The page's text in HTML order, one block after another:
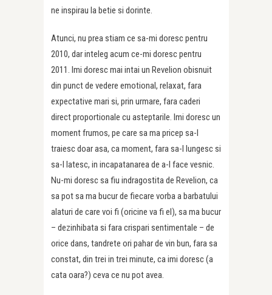
ne inspirau la betie si dorinte.
Atunci, nu prea stiam ce sa-mi doresc pentru
2010, dar inteleg acum ce-mi doresc pentru
2011. Imi doresc mai intai un Revelion obisnuit
din punct de vedere emotional, relaxat, fara
expectative mari si, prin urmare, fara caderi
direct proportionale cu asteptarile. Imi doresc un
moment frumos, pe care sa ma pricep sa-l
traiesc doar asa, ca moment, fara sa-l lungesc si
sa-l latesc, in incapatanarea de a-l face vesnic.
Nu-mi doresc sa fiu indragostita de Revelion, ca
sa pot sa ma bucur de fiecare vorba a barbatului
alaturi de care voi fi (oricine va fi el), sa ma bucur
– dezinhibata si fara crispari sentimentale – de
orice dans, tandrete ori pahar de vin bun, fara sa
constat, din trei in trei minute, ca imi doresc (a
cata oara?) ceva ce nu pot avea.